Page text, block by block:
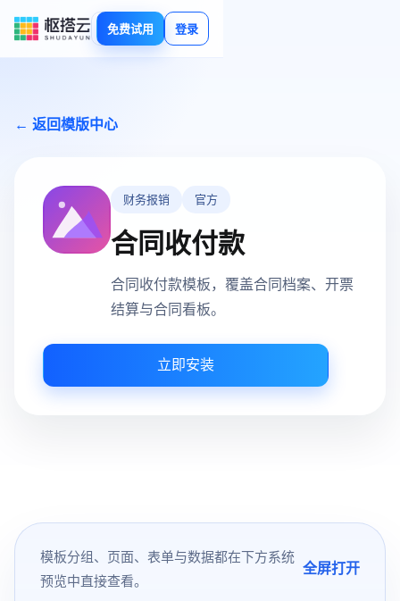
免费试用 登录
← 返回模版中心
财务报销 官方
合同收付款
合同收付款模板，覆盖合同档案、开票
结算与合同看板。
立即安装
模板分组、页面、表单与数据都在下方系统
预览中直接查看。
全屏打开